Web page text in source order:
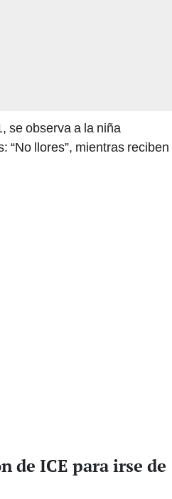
se observa a la niña
“No llores”, mientras reciben
de ICE para irse de